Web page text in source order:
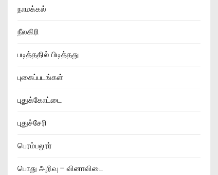
நாமக்கல்
நீலகிரி
படித்ததில் பிடித்தது
புகைப்படங்கள்
புதுக்கோட்டை
புதுச்சேரி
பெரம்பலூர்
பொது அறிவு – வினாவிடை